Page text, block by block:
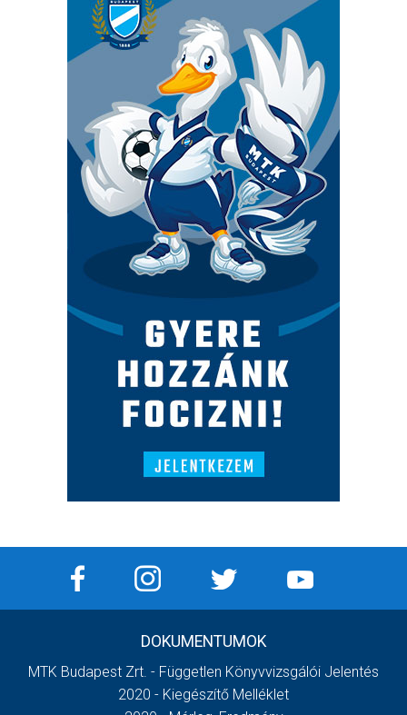
DOKUMENTUMOK
MTK Budapest Zrt. - Független Könyvvizsgálói Jelentés
2020 - Kiegészítő Melléklet